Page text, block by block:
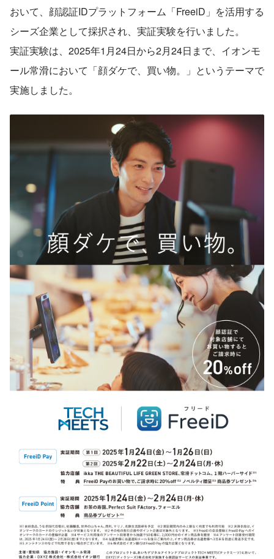
おいて、顔認証IDプラットフォーム「FreeiD」を活用する
シーズ企業として採択され、実証実験を行いました。
実証実験は、2025年1月24日から2月24日まで、イオンモ
ール常滑において「顔ダケで、買い物。」というテーマで
実施しました。